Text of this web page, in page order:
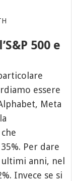
500 e
essere
Meta
che
Per dare
ultimi anni, nel
Invece se si